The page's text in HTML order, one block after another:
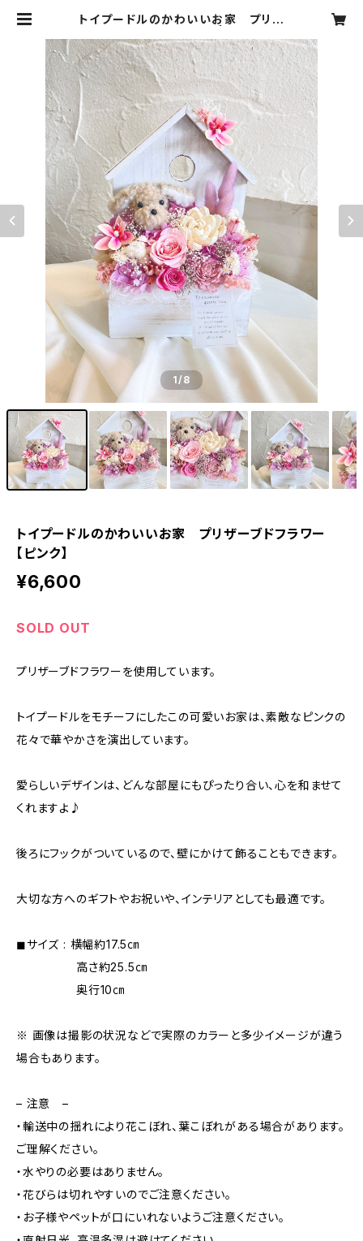
トイプードルのかわいいお家 プリザ
1/8
トイプードルのかわいいお家 プリザーブドフラワー
【ピンク】
¥6,600
SOLD OUT
プリザーブドフラワーを使用しています。
トイプードルをモチーフにしたこの可愛いお家は、素敵なピンクの
花々で華やかさを演出しています。
愛らしいデザインは、どんな部屋にもぴったり合い、心を和ませて
くれますよ♪
後ろにフックがついているので、壁にかけて飾ることもできます。
大切な方へのギフトやお祝いや、インテリアとしても最適です。
◼︎サイズ : 横幅約17.5㎝
高さ約25.5㎝
奥行10㎝
※ 画像は撮影の状況などで実際のカラーと多少イメージが違う
場合もあります。
– 注意 –
・輸送中の揺れにより花こぼれ、葉こぼれがある場合があります。
ご理解ください。
・水やりの必要はありません。
・花びらは切れやすいのでご注意ください。
・お子様やペットが口にいれないようご注意ください。